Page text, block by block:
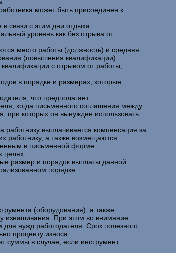
может быть присоединен к
связи с этим дни отдыха.
уровень как без отрыва от
место работы (должность) и средняя
(повышения квалификации)
с отрывом от работы,
в порядке и размерах, которые
что предполагает
когда письменного соглашения между
при которых он вынужден использовать
работнику выплачивается компенсация за
работнику, а также возмещаются
в письменной форме.
целях.
размер и порядок выплаты данной
порядке.
(оборудования), а также
изнашивания. При этом во внимание
для нужд работодателя. Срок полезного
проценту износа.
суммы в случае, если инструмент,